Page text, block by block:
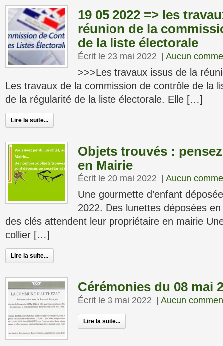
19 05 2022 => les
réunion de la
de la liste électorale
Écrit le 23 mai 2022 Aucun
>>>Les travaux issus de la
Les travaux de la commission de contrôle de la
de la régularité de la liste électorale. Elle […]
Lire la suite...
Objets trouvés :
en Mairie
Écrit le 20 mai 2022 Aucun
Une gourmette d’enfant
2022. Des lunettes déposées
des clés attendent leur propriétaire en mairie
collier […]
Lire la suite...
Cérémonies du 08 mai
Écrit le 3 mai 2022 Aucun
Lire la suite...